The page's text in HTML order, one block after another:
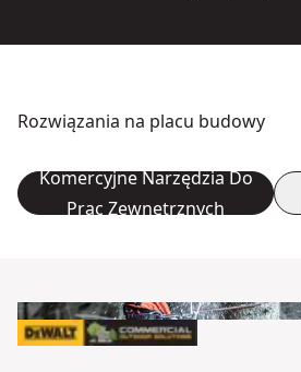
Rozwiązania na placu budowy
Komercyjne Narzędzia Do
Prac Zewnętrznych